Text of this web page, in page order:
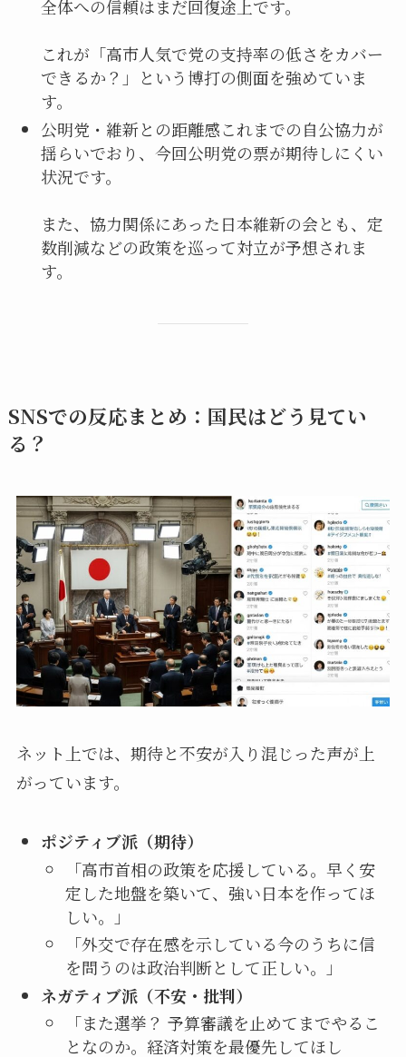
全体への信頼はまだ回復途上です。
これが「高市人気で党の支持率の低さをカバー
できるか？」という博打の側面を強めていま
す。
公明党・維新との距離感これまでの自公協力が
揺らいでおり、今回公明党の票が期待しにくい
状況です。
また、協力関係にあった日本維新の会とも、定
数削減などの政策を巡って対立が予想されま
す。
SNSでの反応まとめ：国民はどう見てい
る？
ネット上では、期待と不安が入り混じった声が上
がっています。
ポジティブ派（期待）
「高市首相の政策を応援している。早く安
定した地盤を築いて、強い日本を作ってほ
しい。」
「外交で存在感を示している今のうちに信
を問うのは政治判断として正しい。」
ネガティブ派（不安・批判）
「また選挙？ 予算審議を止めてまでやるこ
となのか。経済対策を最優先してほし